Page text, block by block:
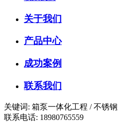
关于我们
产品中心
成功案例
联系我们
关键词: 箱泵一体化工程 / 不锈
联系电话: 18980765559